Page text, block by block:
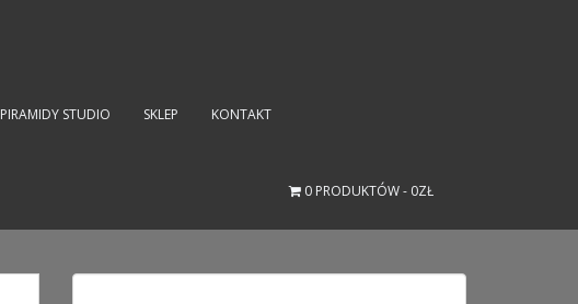
PIRAMIDY STUDIO SKLEP KONTAKT
0 PRODUKTÓW 0ZŁ